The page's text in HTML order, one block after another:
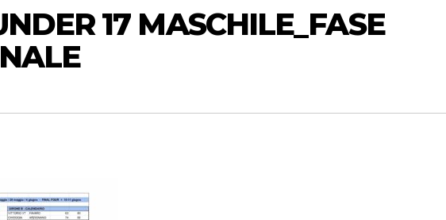
17 MASCHILE_FASE